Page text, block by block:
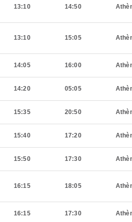
13:10 14:50
13:10 15:05
14:05 16:00
14:20 05:05
15:35 20:50
15:40 17:20
15:50 17:30
16:15 18:05
16:15 17:30